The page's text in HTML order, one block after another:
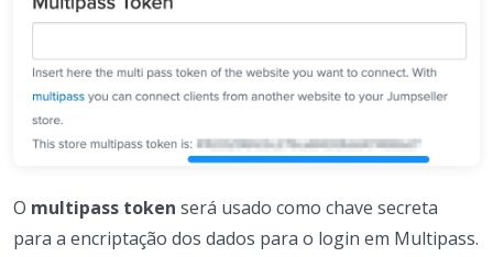
O multipass token será usado como chave secreta
para a encriptação dos dados para o login em Multipass.